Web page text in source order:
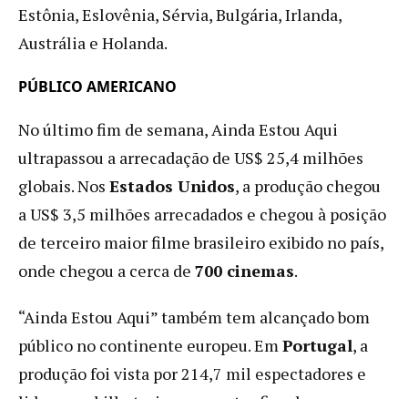
Estônia, Eslovênia, Sérvia, Bulgária, Irlanda,
Austrália e Holanda.
PÚBLICO AMERICANO
No último fim de semana, Ainda Estou Aqui
ultrapassou a arrecadação de US$ 25,4 milhões
globais. Nos Estados Unidos, a produção chegou
a US$ 3,5 milhões arrecadados e chegou à posição
de terceiro maior filme brasileiro exibido no país,
onde chegou a cerca de 700 cinemas.
“Ainda Estou Aqui” também tem alcançado bom
público no continente europeu. EmPortugal, a
produção foi vista por 214,7 mil espectadores e